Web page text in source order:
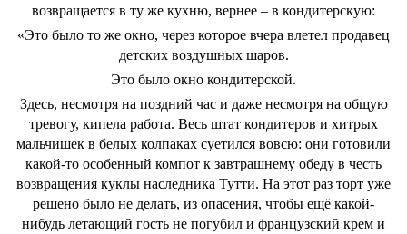
возвращается в ту же кухню, вернее – в кондитерскую:
«Это было то же окно, через которое вчера влетел продавец
детских воздушных шаров.
Это было окно кондитерской.
Здесь, несмотря на поздний час и даже несмотря на общую
тревогу, кипела работа. Весь штат кондитеров и хитрых
мальчишек в белых колпаках суетился вовсю: они готовили
какой-то особенный компот к завтрашнему обеду в честь
возвращения куклы наследника Тутти. На этот раз торт уже
решено было не делать, из опасения, чтобы ещё какой-
нибудь летающий гость не погубил и французский крем и